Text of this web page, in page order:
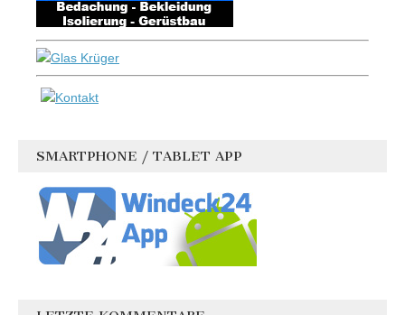
SMARTPHONE / TABLET APP